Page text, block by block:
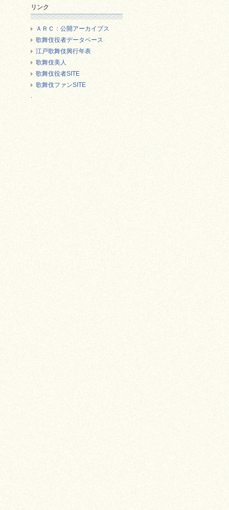
リンク
ＡＲＣ：公開アーカイブス
歌舞伎役者データベース
江戸歌舞伎興行年表
歌舞伎美人
歌舞伎役者SITE
歌舞伎ファンSITE
.